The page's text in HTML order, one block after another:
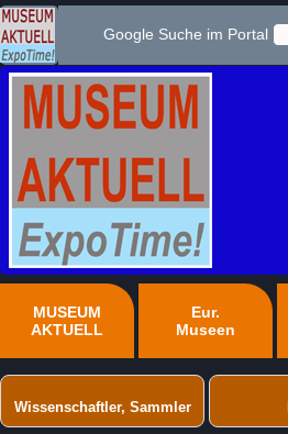
Google Suche im Portal
MUSEUM
AKTUELL
Eur.
Museen
Wissenschaftler, Sammler